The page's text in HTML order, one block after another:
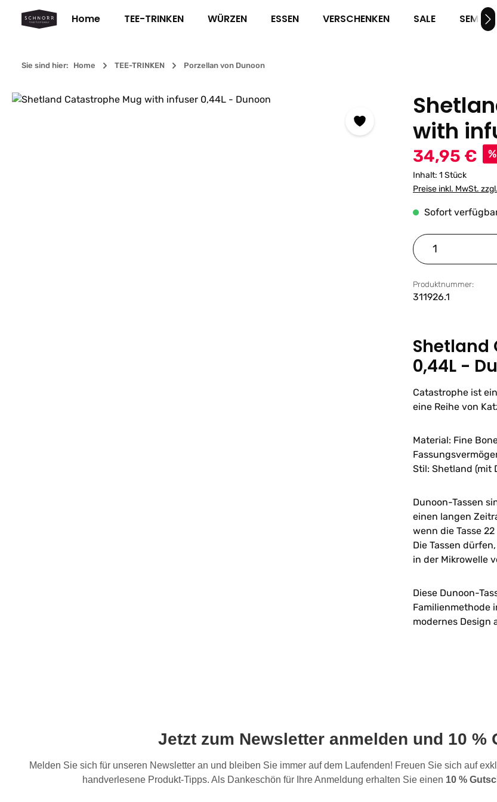
Hauptinhalt springen
Zur Suche springen
Zur Hauptnavigation springen
Home TEE-TRINKEN WÜRZEN ESSEN VERSCHENKEN SALE
Sie sind hier: Home TEE-TRINKEN Porzellan von Dunoon
Bildergalerie überspringen
with
Verkaufspreis:
34,95 € %
Inhalt: 1 Stück
Preise inkl. MwSt.
Sofort
Produkt
Produktnummer:
311926.1
Shetland
0,44L -
Catastrophe ist
eine Reihe von
Material: Fine
Stil: Shetland (mit
Dunoon-Tassen
einen langen
wenn die Tasse
Die Tassen
in der Mikrowelle
Diese Dunoon-
Familienmethode
modernes Design
Jetzt zum Newsletter anmelden und 10 %
Melden Sie sich für unseren Newsletter an und bleiben Sie immer auf dem Laufenden! Freuen Sie sich auf
handverlesene Produkt-Tipps. Als Dankeschön für Ihre Anmeldung erhalten Sie einen 10 %